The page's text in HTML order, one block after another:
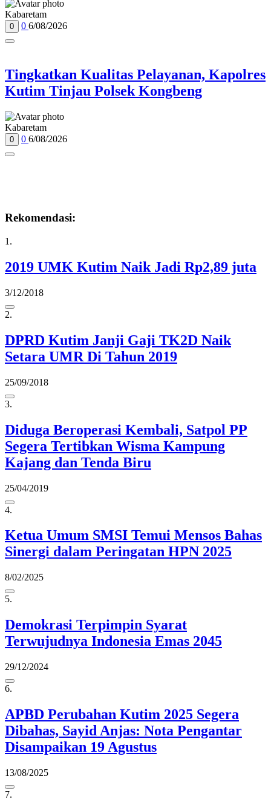
Kabaretam
0 0 6/08/2026
Tingkatkan Kualitas Pelayanan, Kapolres
Kutim Tinjau Polsek Kongbeng
Kabaretam
0 0 6/08/2026
Rekomendasi:
1.
2019 UMK Kutim Naik Jadi Rp2,89 juta
3/12/2018
2.
DPRD Kutim Janji Gaji TK2D Naik
Setara UMR Di Tahun 2019
25/09/2018
3.
Diduga Beroperasi Kembali, Satpol PP
Segera Tertibkan Wisma Kampung
Kajang dan Tenda Biru
25/04/2019
4.
Ketua Umum SMSI Temui Mensos Bahas
Sinergi dalam Peringatan HPN 2025
8/02/2025
5.
Demokrasi Terpimpin Syarat
Terwujudnya Indonesia Emas 2045
29/12/2024
6.
APBD Perubahan Kutim 2025 Segera
Dibahas, Sayid Anjas: Nota Pengantar
Disampaikan 19 Agustus
13/08/2025
7.